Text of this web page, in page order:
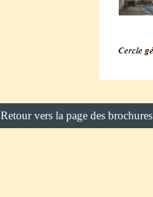
Retour vers la page des brochures